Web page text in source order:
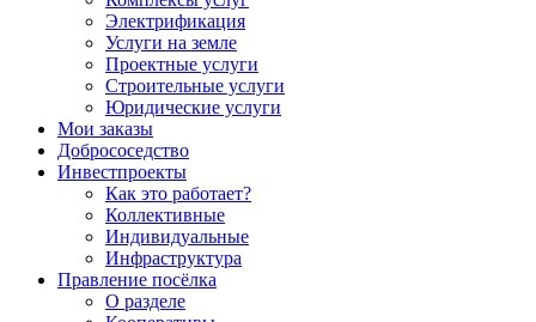
Электрификация
Услуги на земле
Проектные услуги
Строительные услуги
Юридические услуги
Мои заказы
Добрососедство
Инвестпроекты
Как это работает?
Коллективные
Индивидуальные
Инфраструктура
Правление посёлка
О разделе